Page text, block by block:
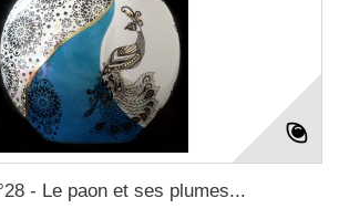
- Le paon et ses plumes...